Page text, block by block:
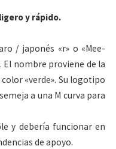
y rápido.
/ japonés «r» o «Mee-
El nombre proviene de la
«verde». Su logotipo
a una M curva para
y debería funcionar en
de apoyo.